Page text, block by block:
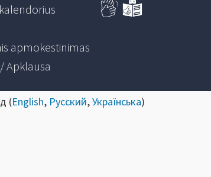
apmokestinimas
Apklausa
(English, Русский,Українська)